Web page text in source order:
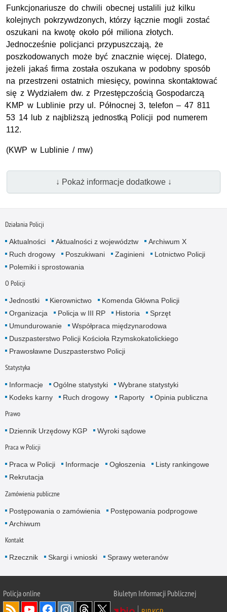
Funkcjonariusze do chwili obecnej ustalili już kilku
kolejnych pokrzywdzonych, którzy łącznie mogli zostać
oszukani na kwotę około pół miliona złotych.
Jednocześnie policjanci przypuszczają, że
poszkodowanych może być znacznie więcej. Dlatego,
jeżeli jakaś firma została oszukana w podobny sposób
na przestrzeni ostatnich miesięcy, powinna skontaktować
się z Wydziałem dw. z Przestępczością Gospodarczą
KMP w Lublinie przy ul. Północnej 3, telefon – 47 811
53 14 lub z najbliższą jednostką Policji pod numerem
112.
(KWP w Lublinie / mw)
↓ Pokaż informacje dodatkowe ↓
Działania Policji
Aktualności Aktualności z województw
Archiwum X
Ruch drogowy
Poszukiwani Zaginieni
Lotnictwo Policji
Polemiki i sprostowania
O Policji
Jednostki Kierownictwo
Komenda Główna Policji
Organizacja
Policja w III RP Historia
Sprzęt
Umundurowanie
Współpraca międzynarodowa
Duszpasterstwo Policji Kościoła Rzymskokatolickiego
Prawosławne Duszpasterstwo Policji
Statystyka
Informacje Ogólne statystyki
Wybrane statystyki
Kodeks karny
Ruch drogowy Raporty Opinia publiczna
Prawo
Dziennik Urzędowy KGP Wyroki sądowe
Praca w Policji
Praca w Policji Informacje Ogłoszenia
Listy rankingowe
Rekrutacja
Zamówienia publiczne
Postępowania o zamówienia
Postępowania podprogowe
Archiwum
Kontakt
Rzecznik Skargi i wnioski Sprawy weteranów
Policjaonline
Biuletyn Informacji Publicznej